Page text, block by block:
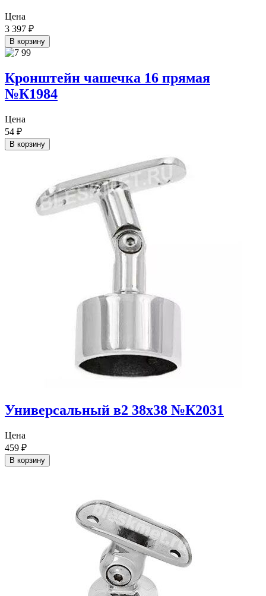
Цена
3 397 ₽
В корзину
Кронштейн чашечка 16 прямая
№К1984
Цена
54 ₽
В корзину
Универсальный в2 38х38 №К2031
Цена
459 ₽
В корзину